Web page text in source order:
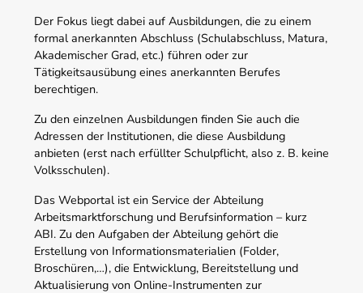
Der Fokus liegt dabei auf Ausbildungen, die zu einem
formal anerkannten Abschluss (Schulabschluss, Matura,
Akademischer Grad, etc.) führen oder zur
Tätigkeitsausübung eines anerkannten Berufes
berechtigen.
Zu den einzelnen Ausbildungen finden Sie auch die
Adressen der Institutionen, die diese Ausbildung
anbieten (erst nach erfüllter Schulpflicht, also z. B. keine
Volksschulen).
Das Webportal ist ein Service der Abteilung
Arbeitsmarktforschung und Berufsinformation – kurz
ABI. Zu den Aufgaben der Abteilung gehört die
Erstellung von Informationsmaterialien (Folder,
Broschüren,…), die Entwicklung, Bereitstellung und
Aktualisierung von Online-Instrumenten zur